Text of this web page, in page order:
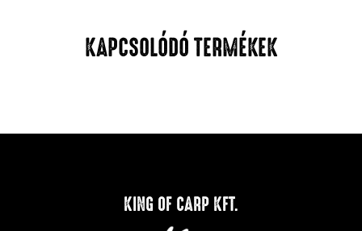
KAPCSOLÓDÓ TERMÉKEK
KING OF CARP KFT.